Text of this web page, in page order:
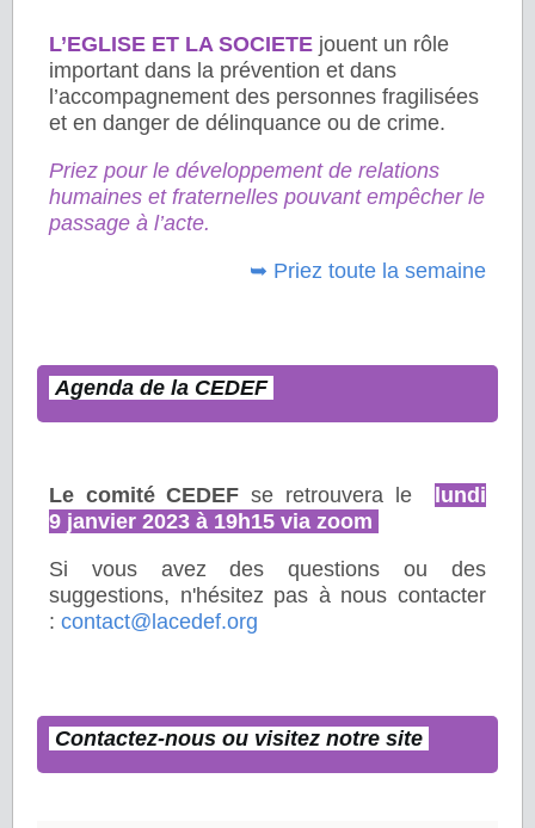
L’EGLISE ET LA SOCIETE jouent un rôle
important dans la prévention et dans
l’accompagnement des personnes fragilisées
et en danger de délinquance ou de crime.
Priez pour le développement de relations
humaines et fraternelles pouvant empêcher le
passage à l’acte.
➥ Priez toute la semaine
Agenda de la CEDEF
Le comité CEDEF se retrouvera le
lundi
9 janvier 2023 à 19h15 via zoom
Si vous avez des questions ou des
suggestions, n'hésitez pas à nous contacter
: contact@lacedef.org
Contactez-nous ou visitez notre site